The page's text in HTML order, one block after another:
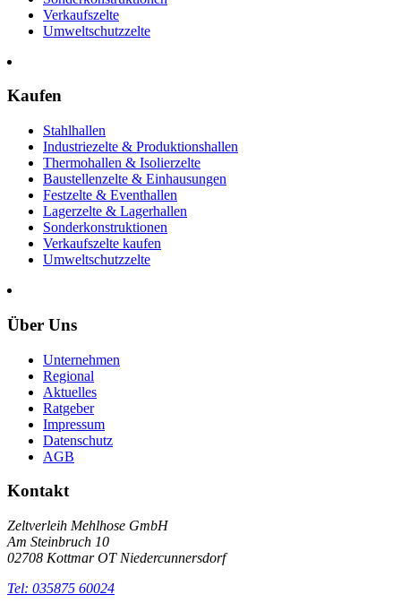
Verkaufszelte
Umweltschutzzelte
Kaufen
Stahlhallen
Industriezelte & Produktionshallen
Thermohallen & Isolierzelte
Baustellenzelte & Einhausungen
Festzelte & Eventhallen
Lagerzelte & Lagerhallen
Sonderkonstruktionen
Verkaufszelte kaufen
Umweltschutzzelte
Über Uns
Unternehmen
Regional
Aktuelles
Ratgeber
Impressum
Datenschutz
AGB
Kontakt
Zeltverleih Mehlhose GmbH
Am Steinbruch 10
02708 Kottmar OT Niedercunnersdorf
Tel: 035875 60024